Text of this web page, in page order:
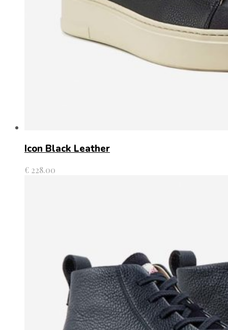
Icon Black Leather
€ 228.00